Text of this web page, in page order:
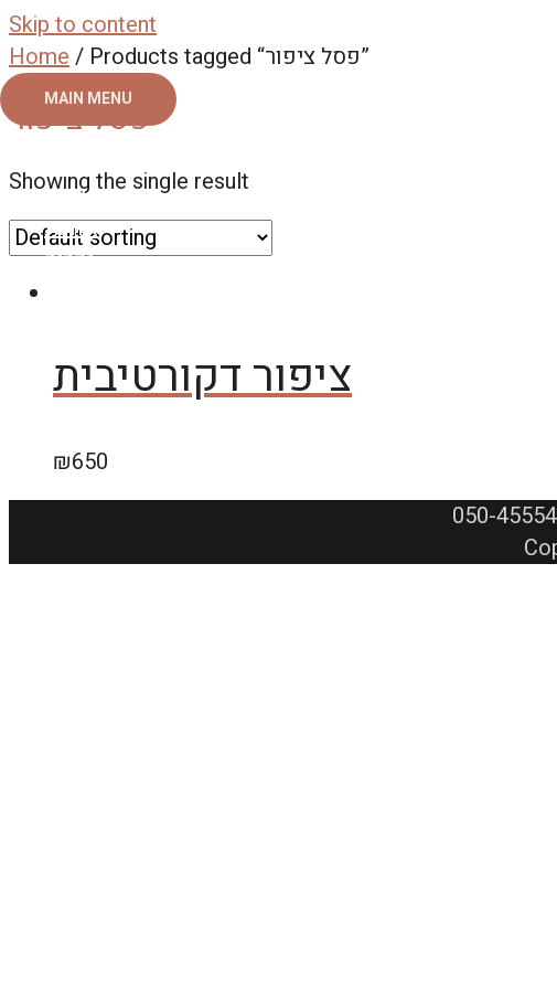
Skip to content
MAIN MENU
צור קשר
אודות
גלריה
Home / Products tagged “פסל ציפור”
פסל ציפור
Showing the single result
ציפור דקורטיבית
₪650